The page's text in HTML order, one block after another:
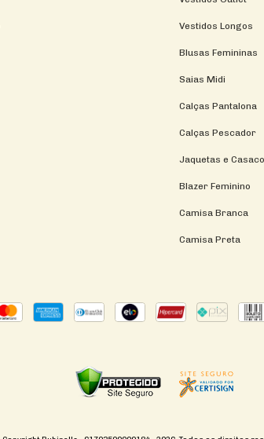
Vestidos Longos
Blusas Femininas
Saias Midi
Calças Pantalona
Calças Pescador
Jaquetas e
Blazer Feminino
Camisa Branca
Camisa Preta